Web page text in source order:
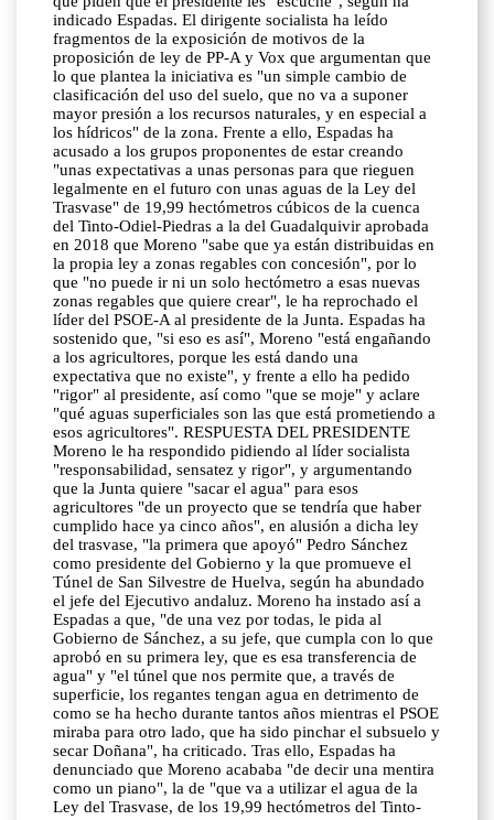
indicado Espadas. El dirigente socialista ha leído
fragmentos de la exposición de motivos de la
proposición de ley de PP-A y Vox que argumentan que
lo que plantea la iniciativa es "un simple cambio de
clasificación del uso del suelo, que no va a suponer
mayor presión a los recursos naturales, y en especial a
los hídricos" de la zona. Frente a ello, Espadas ha
acusado a los grupos proponentes de estar creando
"unas expectativas a unas personas para que rieguen
legalmente en el futuro con unas aguas de la Ley del
Trasvase" de 19,99 hectómetros cúbicos de la cuenca
del Tinto-Odiel-Piedras a la del Guadalquivir aprobada
en 2018 que Moreno "sabe que ya están distribuidas en
la propia ley a zonas regables con concesión", por lo
que "no puede ir ni un solo hectómetro a esas nuevas
zonas regables que quiere crear", le ha reprochado el
líder del PSOE-A al presidente de la Junta. Espadas ha
sostenido que, "si eso es así", Moreno "está engañando
a los agricultores, porque les está dando una
expectativa que no existe", y frente a ello ha pedido
"rigor" al presidente, así como "que se moje" y aclare
"qué aguas superficiales son las que está prometiendo a
esos agricultores". RESPUESTA DEL PRESIDENTE
Moreno le ha respondido pidiendo al líder socialista
"responsabilidad, sensatez y rigor", y argumentando
que la Junta quiere "sacar el agua" para esos
agricultores "de un proyecto que se tendría que haber
cumplido hace ya cinco años", en alusión a dicha ley
del trasvase, "la primera que apoyó" Pedro Sánchez
como presidente del Gobierno y la que promueve el
Túnel de San Silvestre de Huelva, según ha abundado
el jefe del Ejecutivo andaluz. Moreno ha instado así a
Espadas a que, "de una vez por todas, le pida al
Gobierno de Sánchez, a su jefe, que cumpla con lo que
aprobó en su primera ley, que es esa transferencia de
agua" y "el túnel que nos permite que, a través de
superficie, los regantes tengan agua en detrimento de
como se ha hecho durante tantos años mientras el PSOE
miraba para otro lado, que ha sido pinchar el subsuelo y
secar Doñana", ha criticado. Tras ello, Espadas ha
denunciado que Moreno acababa "de decir una mentira
como un piano", la de "que va a utilizar el agua de la
Ley del Trasvase, de los 19,99 hectómetros del Tinto-